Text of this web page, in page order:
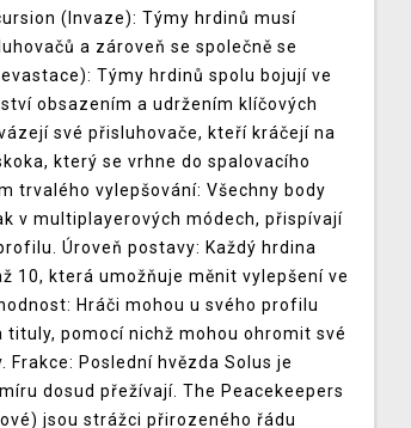
(Invaze): Týmy hrdinů musí
a zároveň se společně se
Týmy hrdinů spolu bojují ve
obsazením a udržením klíčových
své přisluhovače, kteří kráčejí na
který se vrhne do spalovacího
trvalého vylepšování: Všechny body
v multiplayerových módech, přispívají
Úroveň postavy: Každý hrdina
10, která umožňuje měnit vylepšení ve
Hráči mohou u svého profilu
pomocí nichž mohou ohromit své
Poslední hvězda Solus je
dosud přežívají. The Peacekeepers
jsou strážci přirozeného řádu